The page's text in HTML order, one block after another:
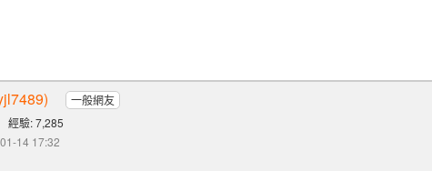
一般網友
經驗: 7,285
14 17:32